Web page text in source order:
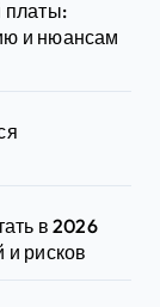
платы:
и нюансам
в 2026
и рисков